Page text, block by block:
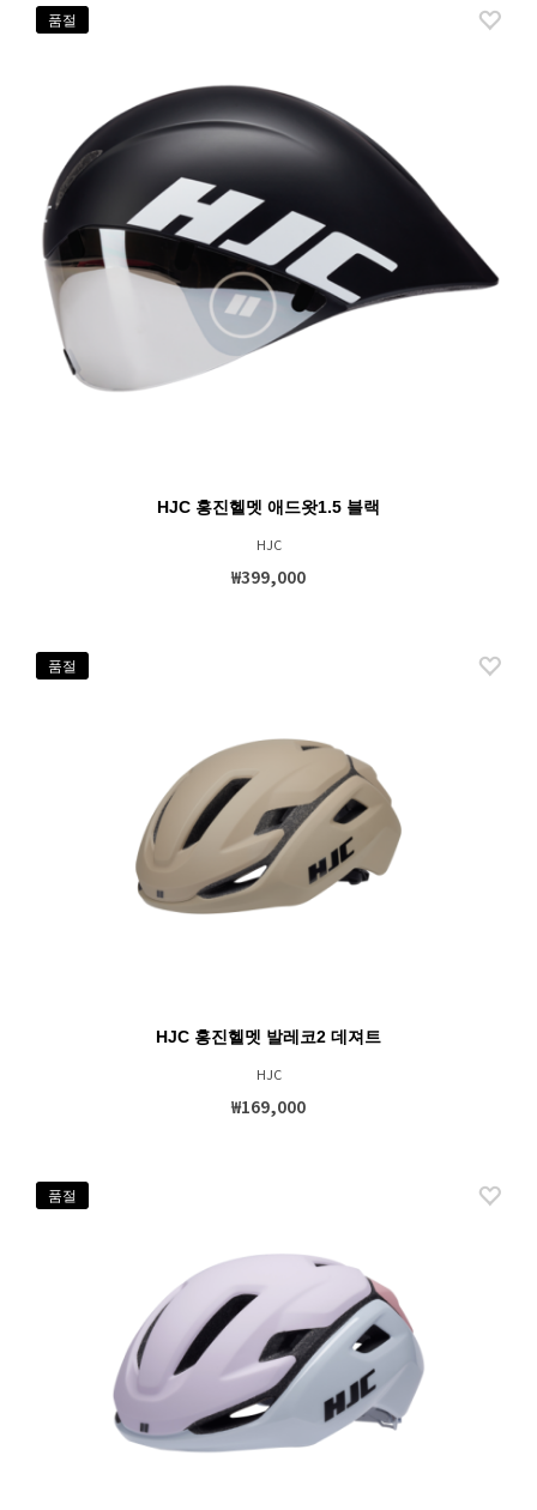
품절
HJC 홍진헬멧 애드왓1.5 블랙
HJC
₩399,000
품절
HJC 홍진헬멧 발레코2 데져트
HJC
₩169,000
품절